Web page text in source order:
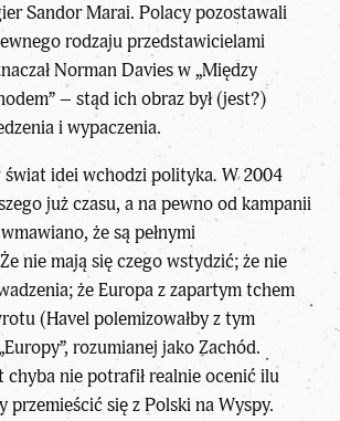
Sandor Marai. Polacy pozostawali
rodzaju przedstawicielami
Norman Davies w „Między
– stąd ich obraz był (jest?)
i wypaczenia.
świat idei wchodzi polityka. W 2004
już czasu, a na pewno od kampanii
że są pełnymi
nie mają się czego wstydzić; że nie
że Europa z zapartym tchem
(Havel polemizowałby z tym
rozumianej jako Zachód.
chyba nie potrafił realnie ocenić ilu
przemieścić się z Polski na Wyspy.